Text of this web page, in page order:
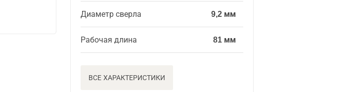
Диаметр сверла 9,2 мм
Рабочая длина 81 мм
ВСЕ ХАРАКТЕРИСТИКИ